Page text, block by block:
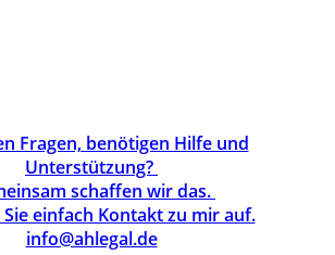
Fragen, benötigen Hilfe und
Unterstützung?
schaffen wir das.
einfach Kontakt zu mir auf.
info@ahlegal.de